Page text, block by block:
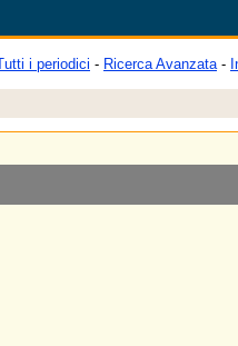
i periodici - Ricerca Avanzata-